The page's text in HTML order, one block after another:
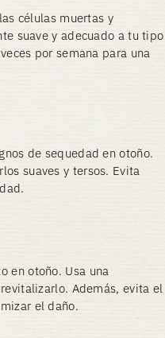
células muertas y
suave y adecuado a tu tipo
por semana para una
de sequedad en otoño.
suaves y tersos. Evita
en otoño. Usa una
Además, evita el
el daño.